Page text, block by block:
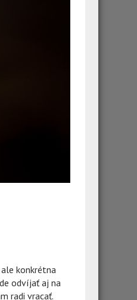
konkrétna
odvíjať aj na
radi vracať.